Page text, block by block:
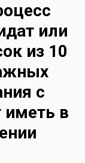
или
из 10
с
иметь в